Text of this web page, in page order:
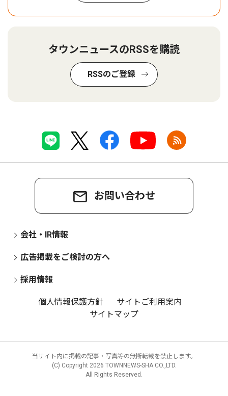
タウンニュースのRSSを購読
RSSのご登録
お問い合わせ
会社・IR情報
広告掲載をご検討の方へ
採用情報
個人情報保護方針
サイトご利用案内
サイトマップ
当サイト内に掲載の記事・写真等の無断転載を禁止します。
(C) Copyright 2026 TOWNNEWS-SHA CO.,LTD.
All Rights Reserved.